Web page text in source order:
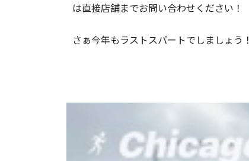
は直接店舗までお問い合わせください！
さぁ今年もラストスパートでしましょう！